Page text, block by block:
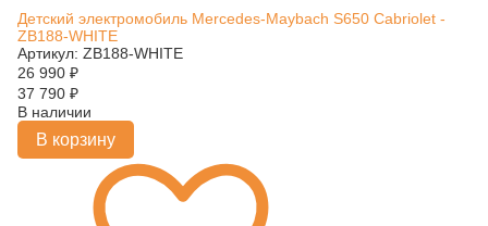
Детский электромобиль Mercedes-Maybach S650 Cabriolet -
ZB188-WHITE
Артикул: ZB188-WHITE
26 990 ₽
37 790 ₽
В наличии
В корзину